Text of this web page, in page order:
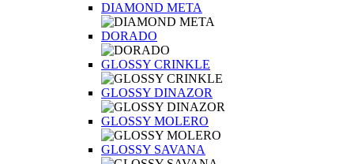
DIAMOND META
DORADO
GLOSSY CRINKLE
GLOSSY DINAZOR
GLOSSY MOLERO
GLOSSY SAVANA